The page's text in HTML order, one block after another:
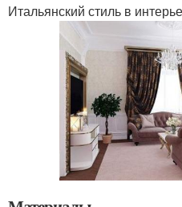
Итальянский стиль в